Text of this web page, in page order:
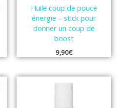
Huile coup de pouce
énergie – stick pour
donner un coup de
boost
9,90€